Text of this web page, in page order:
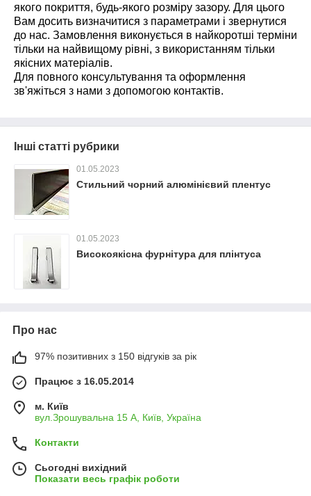
якого покриття, будь-якого розміру зазору. Для цього
Вам досить визначитися з параметрами і звернутися
до нас. Замовлення виконується в найкоротші терміни
тільки на найвищому рівні, з використанням тільки
якісних матеріалів.
Для повного консультування та оформлення
зв'яжіться з нами з допомогою контактів.
Інші статті рубрики
01.05.2023
Стильний чорний алюмінієвий плентус
01.05.2023
Високоякісна фурнітура для плінтуса
Про нас
97% позитивних з 150 відгуків за рік
Працює з 16.05.2014
м. Київ
вул.Зрошувальна 15 А, Київ, Україна
Контакти
Сьогодні вихідний
Показати весь графік роботи